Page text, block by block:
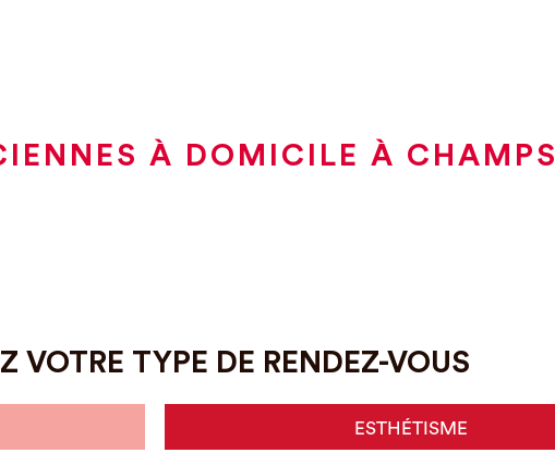
À DOMICILE À CHAMPS
VOTRE TYPE DE RENDEZ-VOUS
ESTHÉTISME